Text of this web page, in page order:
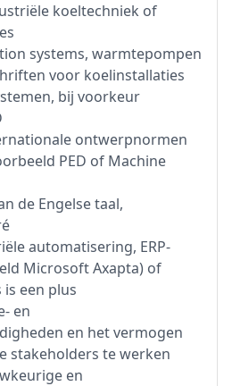
koeltechniek of
systems, warmtepompen
voor koelinstallaties
bij voorkeur
ontwerpnormen
PED of Machine
de Engelse taal,
automatisering, ERP-
Microsoft Axapta) of
is een plus
en
en het vermogen
stakeholders te werken
en